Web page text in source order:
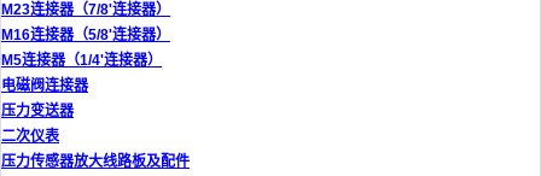
M23连接器（7/8'连接器）
M16连接器（5/8'连接器）
M5连接器（1/4'连接器）
电磁阀连接器
压力变送器
二次仪表
压力传感器放大线路板及配件